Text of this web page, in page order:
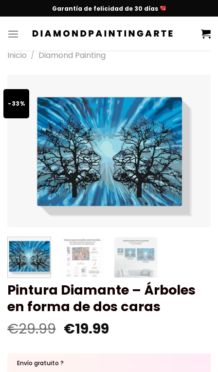
Garantía de felicidad de 30 días
Inicio / Diamond Painting
-33%
Pintura Diamante – Árboles
en forma de dos caras
€29.99 €19.99
Envío gratuito ?